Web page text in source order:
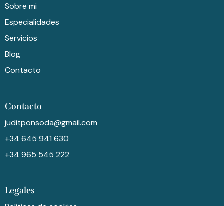
Sobre mi
Especialidades
Servicios
Blog
Contacto
Contacto
juditponsoda@gmail.com
+34 645 941 630
+34 965 545 222
Legales